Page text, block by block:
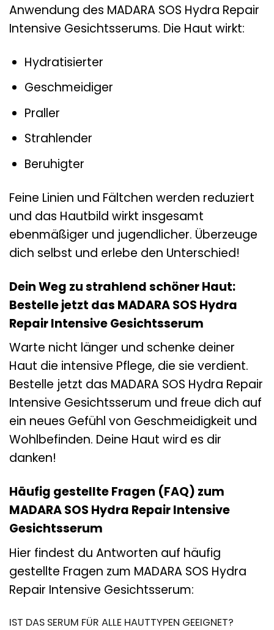
Anwendung des MADARA SOS Hydra Repair
Intensive Gesichtsserums. Die Haut wirkt:
Hydratisierter
Geschmeidiger
Praller
Strahlender
Beruhigter
Feine Linien und Fältchen werden reduziert
und das Hautbild wirkt insgesamt
ebenmäßiger und jugendlicher. Überzeuge
dich selbst und erlebe den Unterschied!
Dein Weg zu strahlend schöner Haut:
Bestelle jetzt das MADARA SOS Hydra
Repair Intensive Gesichtsserum
Warte nicht länger und schenke deiner
Haut die intensive Pflege, die sie verdient.
Bestelle jetzt das MADARA SOS Hydra Repair
Intensive Gesichtsserum und freue dich auf
ein neues Gefühl von Geschmeidigkeit und
Wohlbefinden. Deine Haut wird es dir
danken!
Häufig gestellte Fragen (FAQ) zum
MADARA SOS Hydra Repair Intensive
Gesichtsserum
Hier findest du Antworten auf häufig
gestellte Fragen zum MADARA SOS Hydra
Repair Intensive Gesichtsserum:
IST DAS SERUM FÜR ALLE HAUTTYPEN GEEIGNET?